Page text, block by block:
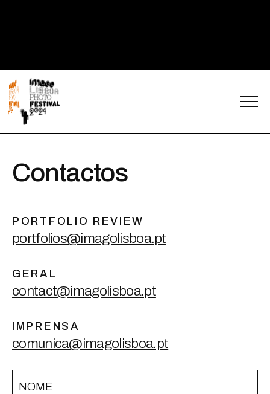
Contactos
Contactos
PORTFOLIO REVIEW
portfolios@imagolisboa.pt
GERAL
contact@imagolisboa.pt
IMPRENSA
comunica@imagolisboa.pt